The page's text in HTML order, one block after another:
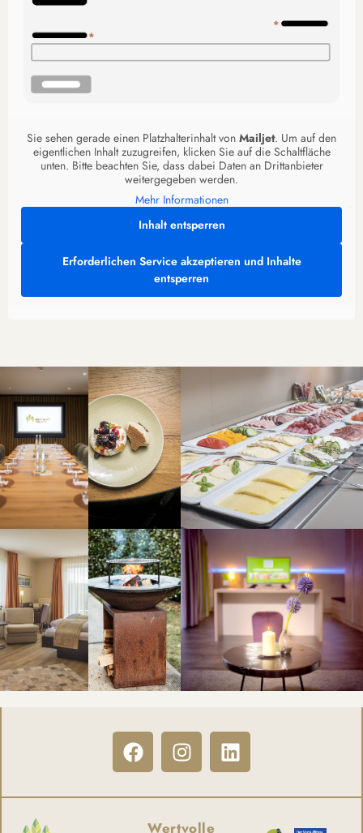
Sie sehen gerade einen Platzhalterinhalt von Mailjet. Um auf den
eigentlichen Inhalt zuzugreifen, klicken Sie auf die Schaltfläche
unten. Bitte beachten Sie, dass dabei Daten an Drittanbieter
weitergegeben werden.
Mehr Informationen
Inhalt entsperren
Erforderlichen Service akzeptieren und Inhalte
entsperren
Wertvolle